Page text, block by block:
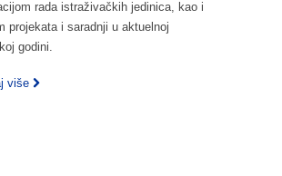
rada istraživačkih jedinica, kao i
projekata i saradnji u aktuelnoj
godini.
više